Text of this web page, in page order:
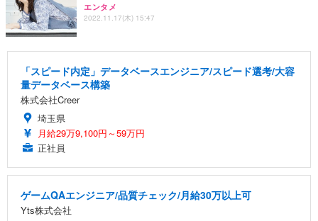
エンタメ
2022.11.17(木) 15:47
「スピード内定」データベースエンジニア/スピード選考/大容
量データベース構築
株式会社Creer
埼玉県
月給29万9,100円～59万円
正社員
ゲームQAエンジニア/品質チェック/月給30万以上可
Yts株式会社